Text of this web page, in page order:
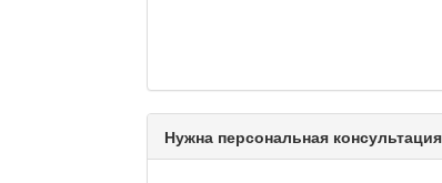
Актуальный
Нужна персональная